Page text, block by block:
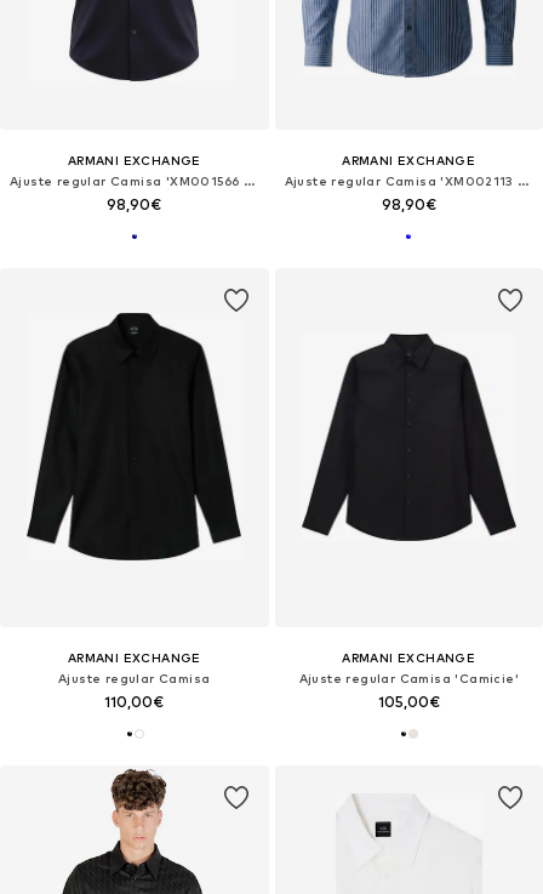
ARMANI EXCHANGE
Ajuste regular Camisa 'XM001566 AF19193'
98,90€
ARMANI EXCHANGE
Ajuste regular Camisa 'XM002113 AF22549'
98,90€
ARMANI EXCHANGE
Ajuste regular Camisa
110,00€
ARMANI EXCHANGE
Ajuste regular Camisa 'Camicie'
105,00€